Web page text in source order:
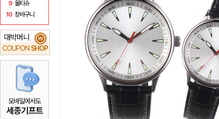
9 물티슈
10 장바구니
대박머니
COUPON SHOP
₩
모바일에서도
세종기프트